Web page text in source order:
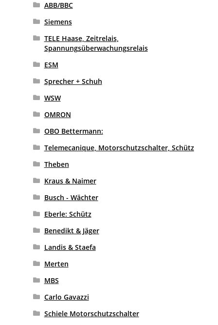
ABB/BBC
Siemens
TELE Haase, Zeitrelais,
Spannungsüberwachungsrelais
ESM
Sprecher + Schuh
WSW
OMRON
OBO Bettermann:
Telemecanique, Motorschutzschalter, Schütz
Theben
Kraus & Naimer
Busch - Wächter
Eberle: Schütz
Benedikt & Jäger
Landis & Staefa
Merten
MBS
Carlo Gavazzi
Schiele Motorschutzschalter